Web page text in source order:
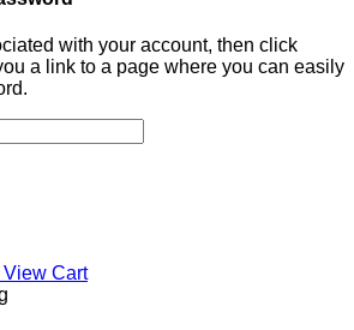
with your account, then click
a link to a page where you can easily
View Cart